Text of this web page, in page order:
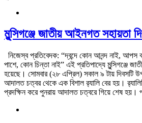
মুন্সিগঞ্জে জাতীয় আইনগত সহায়তা
নিজেস্ব প্রতিবেদক: “দ্বন্দে কোন আনন্দ নাই,
পাশে, কোন চিন্তা নাই” এই প্রতিপাদ্যে মুন্সিগঞ্জে
হয়েছে। সোমবার (২৮ এপ্রিল) সকাল ৯ টায় দিবসটি
আদালত চত্বর থেকে এক বিশাল র‌্যালি বের হয়।
প্রদক্ষিন করে পুনরায় আদালত চত্বরে গিয়ে শেষ হয়।